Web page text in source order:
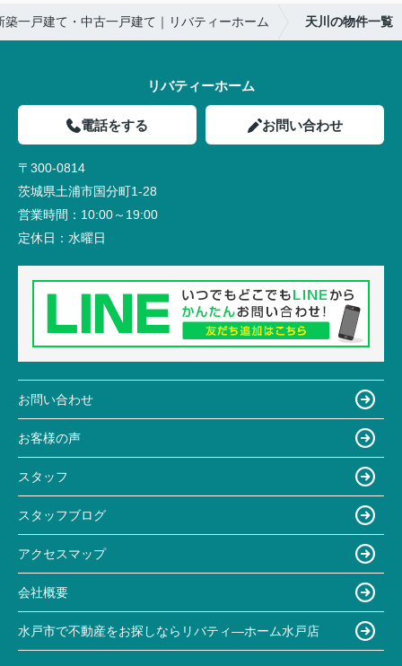
築一戸建て・中古一戸建て｜リバティーホーム 天川の物件一覧
リバティーホーム
電話をする お問い合わせ
〒300-0814
茨城県土浦市国分町1-28
営業時間： 10:00～19:00
定休日： 水曜日
お問い合わせ
お客様の声
スタッフ
スタッフブログ
アクセスマップ
会社概要
水戸市で不動産をお探しならリバティ―ホーム水戸店